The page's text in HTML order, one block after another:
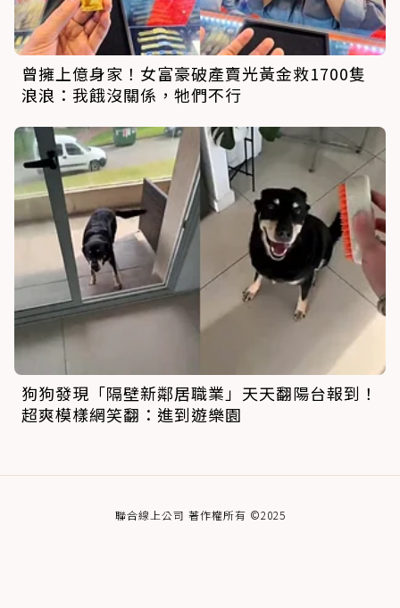
曾擁上億身家！女富豪破產賣光黃金救1700隻
浪浪：我餓沒關係，牠們不行
狗狗發現「隔壁新鄰居職業」天天翻陽台報到！
超爽模樣網笑翻：進到遊樂園
聯合線上公司 著作權所有 ©2025